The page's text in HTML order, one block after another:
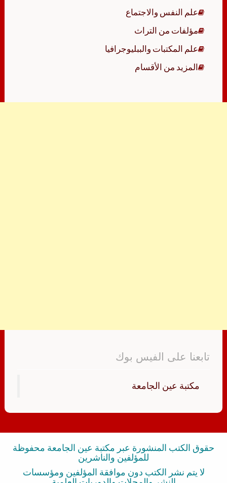
علم النفس والاجتماع
مؤلفات من التراث
علم المكتبات والببليوجرافيا
المزيد من الأقسام
تابعنا على الفيس بوك
‏مكتبة عين الجامعة‏
حقوق الكتب المنشورة عبر مكتبة عين الجامعة محفوظة
للمؤلفين والناشرين
لا يتم نشر الكتب دون موافقة المؤلفين ومؤسسات